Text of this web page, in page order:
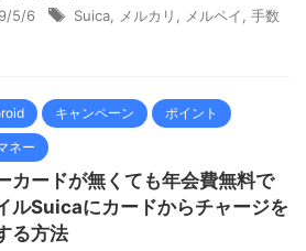
5/6 Suica メルカリ メルペイ
手数
キャンペーン ポイント
ネー
カードが無くても年会費無料で
ルSuicaにカードからチャージを
る方法